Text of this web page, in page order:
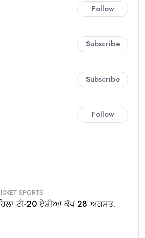
Follow
Subscribe
Subscribe
Follow
SPORTS
ਟੀ-20 ਏਸ਼ੀਆ ਕੱਪ 28 ਅਗਸਤ.